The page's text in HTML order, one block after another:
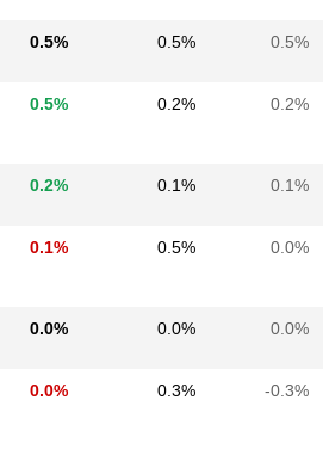
0.5% 0.5% 0.5%
0.5% 0.2% 0.2%
0.2% 0.1% 0.1%
0.1% 0.5% 0.0%
0.0% 0.0% 0.0%
0.0% 0.3% -0.3%